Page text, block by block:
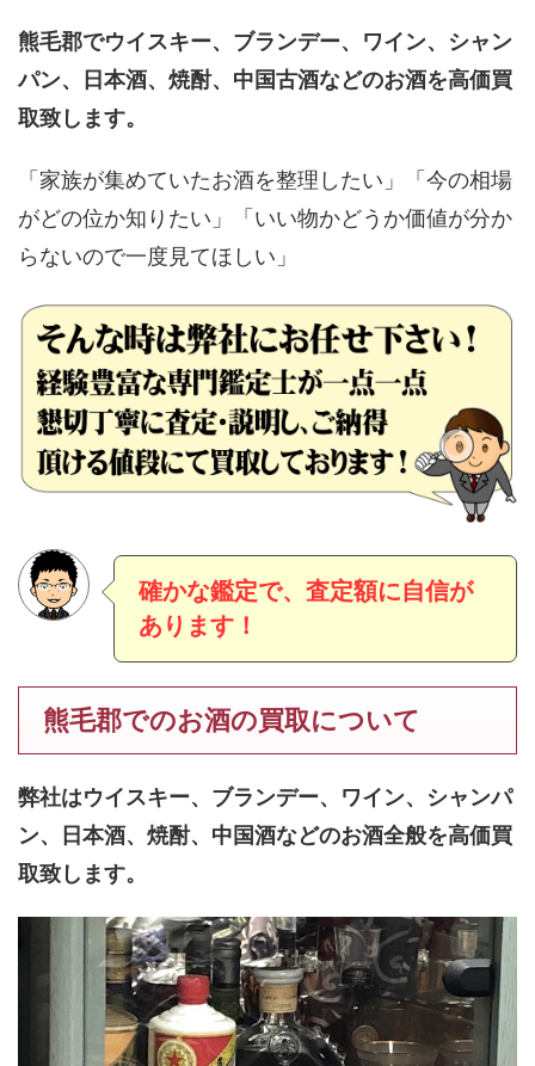
熊毛郡でウイスキー、ブランデー、ワイン、シャン
パン、日本酒、焼酎、中国古酒などのお酒を高価買
取致します。
「家族が集めていたお酒を整理したい」「今の相場
がどの位か知りたい」「いい物かどうか価値が分か
らないので一度見てほしい」
確かな鑑定で、査定額に自信が
あります！
熊毛郡でのお酒の買取について
弊社はウイスキー、ブランデー、ワイン、シャンパ
ン、日本酒、焼酎、中国酒などのお酒全般を高価買
取致します。